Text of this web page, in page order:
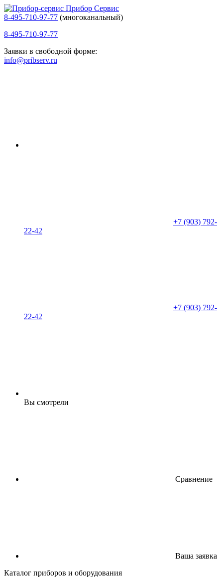
Прибор Сервис
8-495-710-97-77 (многоканальный)
8-495-710-97-77
Заявки в свободной форме:
info@pribserv.ru
+7 (903) 792-
22-42
+7 (903) 792-
22-42
Вы смотрели
Сравнение
Ваша заявка
Каталог приборов и оборудования